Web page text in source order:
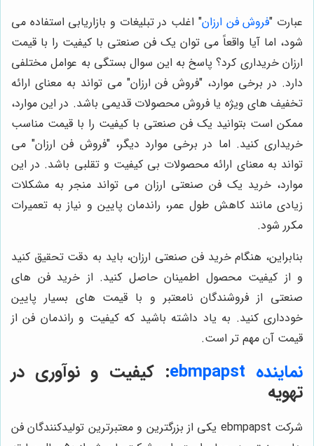
عبارت "فروش فن ارزان" اغلب در تبلیغات و بازاریابی استفاده می
شود، اما آیا واقعاً می توان یک فن صنعتی با کیفیت را با قیمت
ارزان خریداری کرد؟ پاسخ به این سوال بستگی به عوامل مختلفی
دارد. در برخی موارد، "فروش فن ارزان" می تواند به معنای ارائه
تخفیف های ویژه یا فروش محصولات قدیمی باشد. در این موارد،
ممکن است بتوانید یک فن صنعتی با کیفیت را با قیمت مناسب
خریداری کنید. اما در برخی موارد دیگر، "فروش فن ارزان" می
تواند به معنای ارائه محصولات بی کیفیت و تقلبی باشد. در این
موارد، خرید یک فن صنعتی ارزان می تواند منجر به مشکلات
زیادی مانند کاهش طول عمر، راندمان پایین و نیاز به تعمیرات
مکرر شود.
بنابراین، هنگام خرید فن صنعتی ارزان، باید به دقت تحقیق کنید
و از کیفیت محصول اطمینان حاصل کنید. از خرید فن های
صنعتی از فروشندگان نامعتبر و با قیمت های بسیار پایین
خودداری کنید. به یاد داشته باشید که کیفیت و راندمان فن از
قیمت آن مهم تر است.
نماینده ebmpapst : کیفیت و نوآوری در
تهویه
شرکت ebmpapst یکی از بزرگترین و معتبرترین تولیدکنندگان فن